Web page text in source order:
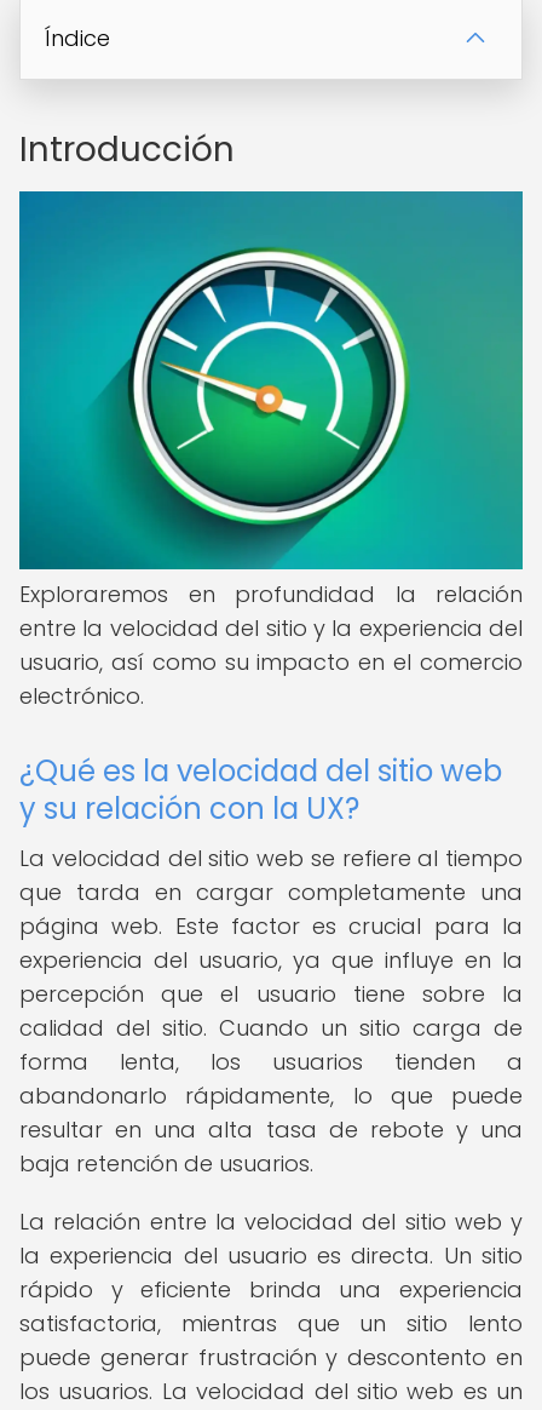
Índice
Introducción
Exploraremos en profundidad la relación
entre la velocidad del sitio y la experiencia del
usuario, así como su impacto en el comercio
electrónico.
¿Qué es la velocidad del sitio web
y su relación con la UX?
La velocidad del sitio web se refiere al tiempo
que tarda en cargar completamente una
página web. Este factor es crucial para la
experiencia del usuario, ya que influye en la
percepción que el usuario tiene sobre la
calidad del sitio. Cuando un sitio carga de
forma lenta, los usuarios tienden a
abandonarlo rápidamente, lo que puede
resultar en una alta tasa de rebote y una
baja retención de usuarios.
La relación entre la velocidad del sitio web y
la experiencia del usuario es directa. Un sitio
rápido y eficiente brinda una experiencia
satisfactoria, mientras que un sitio lento
puede generar frustración y descontento en
los usuarios. La velocidad del sitio web es un